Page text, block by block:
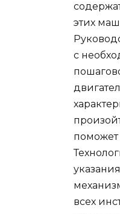
этих
с
поможет
всех